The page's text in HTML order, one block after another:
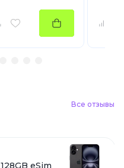
Все отзывы
eSim